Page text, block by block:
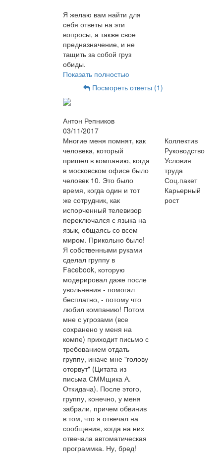
Я желаю вам найти для
себя ответы на эти
вопросы, а также свое
предназначение, и не
тащить за собой груз
обиды.
Показать полностью
Посмореть ответы (1)
Антон Репников
03/11/2017
Многие меня помнят, как
человека, который
пришел в компанию, когда
в московском офисе было
человек 10. Это было
время, когда один и тот
же сотрудник, как
испорченный телевизор
переключался с языка на
язык, общаясь со всем
миром. Прикольно было!
Я собственными руками
сделал группу в
Facebook, которую
модерировал даже после
увольнения - помогал
бесплатно, - потому что
любил компанию! Потом
мне с угрозами (все
сохранено у меня на
компе) приходит письмо с
требованием отдать
группу, иначе мне "голову
оторвут" (Цитата из
письма СММщика А.
Откидача). После этого,
группу, конечно, у меня
забрали, причем обвинив
в том, что я отвечал на
сообщения, когда на них
отвечала автоматическая
программка. Ну, бред!
Коллектив
Руководство
Условия
труда
Соц.пакет
Карьерный
рост